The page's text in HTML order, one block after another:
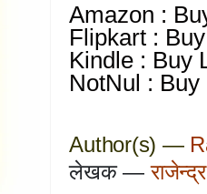
Amazon :
Flipkart :
Kindle : Buy
NotNul : Buy
Author(s) —
लेखक —